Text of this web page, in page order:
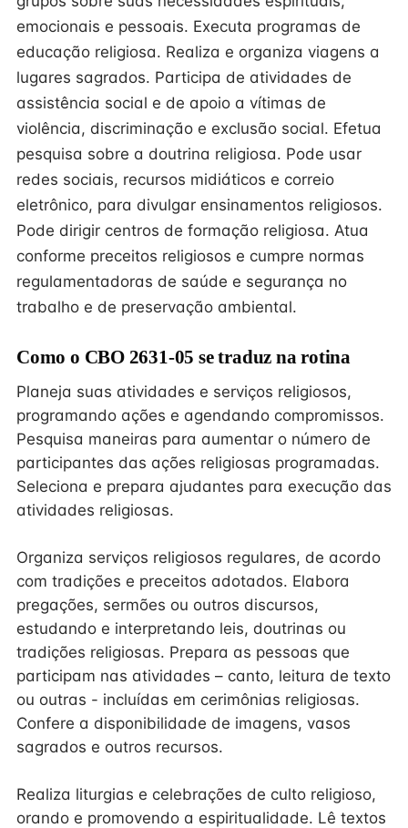
emocionais e pessoais. Executa programas de
educação religiosa. Realiza e organiza viagens a
lugares sagrados. Participa de atividades de
assistência social e de apoio a vítimas de
violência, discriminação e exclusão social. Efetua
pesquisa sobre a doutrina religiosa. Pode usar
redes sociais, recursos midiáticos e correio
eletrônico, para divulgar ensinamentos religiosos.
Pode dirigir centros de formação religiosa. Atua
conforme preceitos religiosos e cumpre normas
regulamentadoras de saúde e segurança no
trabalho e de preservação ambiental.
Como o CBO 2631-05 se traduz na rotina
Planeja suas atividades e serviços religiosos,
programando ações e agendando compromissos.
Pesquisa maneiras para aumentar o número de
participantes das ações religiosas programadas.
Seleciona e prepara ajudantes para execução das
atividades religiosas.
Organiza serviços religiosos regulares, de acordo
com tradições e preceitos adotados. Elabora
pregações, sermões ou outros discursos,
estudando e interpretando leis, doutrinas ou
tradições religiosas. Prepara as pessoas que
participam nas atividades – canto, leitura de texto
ou outras - incluídas em cerimônias religiosas.
Confere a disponibilidade de imagens, vasos
sagrados e outros recursos.
Realiza liturgias e celebrações de culto religioso,
orando e promovendo a espiritualidade. Lê textos